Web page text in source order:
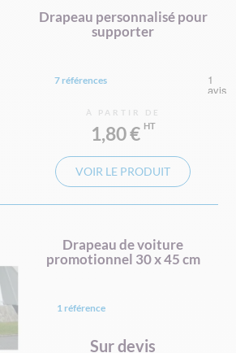
Drapeau personnalisé pour
supporter
7 références
À PARTIR DE
1,80 €
VOIR LE PRODUIT
Drapeau de voiture
promotionnel 30 x 45 cm
1 référence
Sur devis